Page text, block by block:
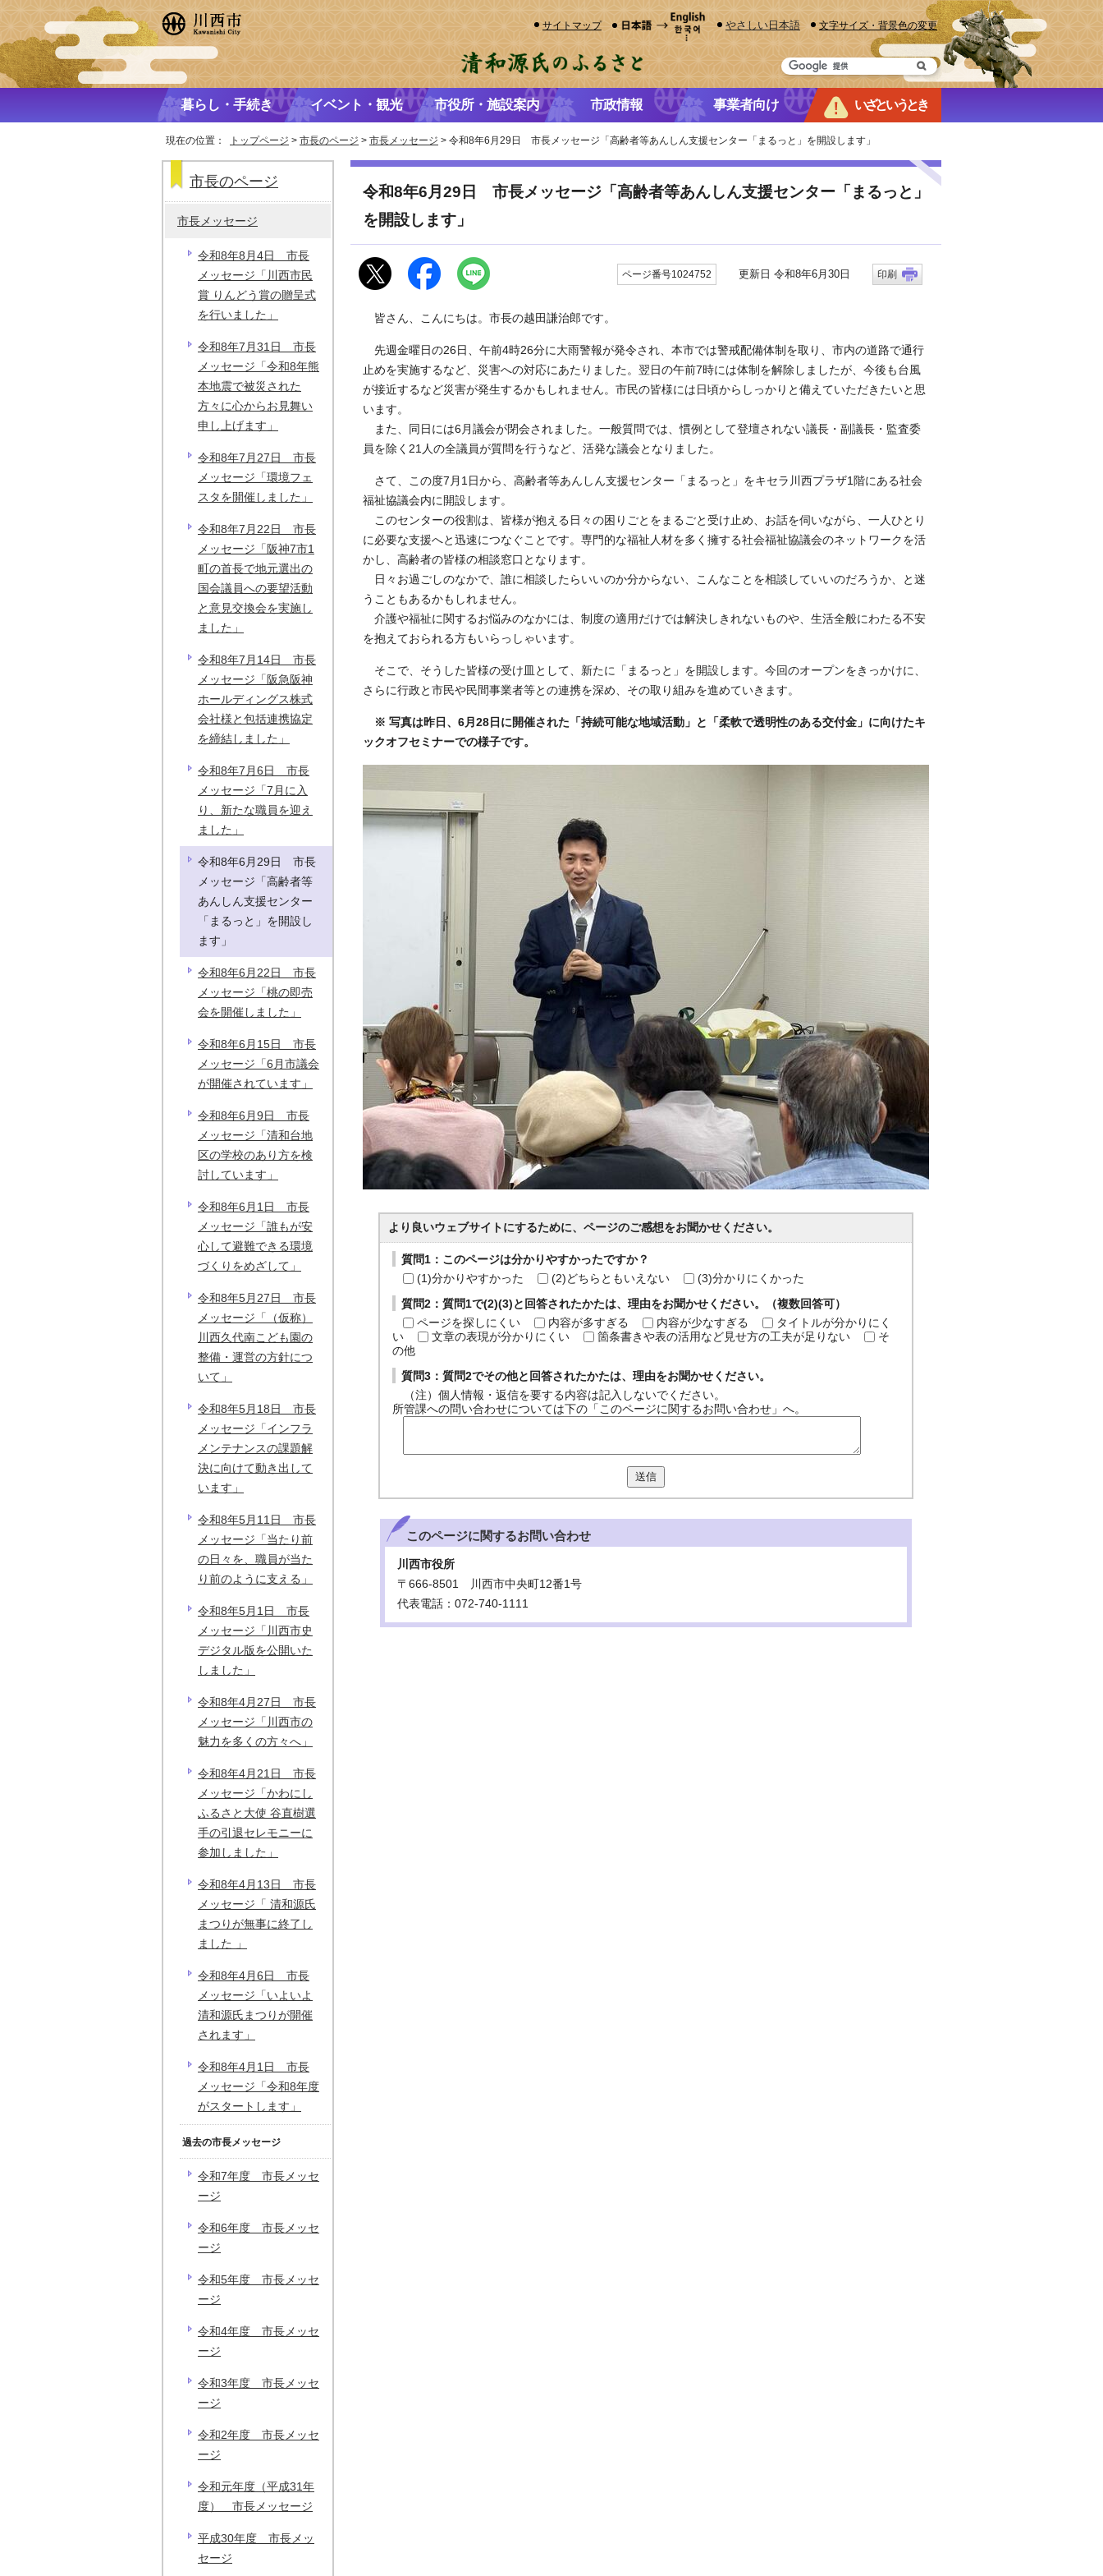
サイトマップ やさしい日本語 文字サイズ・背景色の変更
暮らし・手続き イベント・観光 市役所・施設案内 市政情報 事業者向け いざというとき
現在の位置： トップページ > 市長のページ > 市長メッセージ > 令和8年6月29日 市長メッセージ「高齢者等あんしん支援センター「まるっと」を開設します」
令和8年6月29日 市長メッセージ「高齢者等あんしん支援センター「まるっと」
を開設します」
ページ番号1024752 更新日 令和8年6月30日 印刷
皆さん、こんにちは。市長の越田謙治郎です。
先週金曜日の26日、午前4時26分に大雨警報が発令され、本市では警戒配備体制を取り、市内の道路で通行
止めを実施するなど、災害への対応にあたりました。翌日の午前7時には体制を解除しましたが、今後も台風
が接近するなど災害が発生するかもしれません。市民の皆様には日頃からしっかりと備えていただきたいと思
います。
また、同日には6月議会が閉会されました。一般質問では、慣例として登壇されない議長・副議長・監査委
員を除く21人の全議員が質問を行うなど、活発な議会となりました。
さて、この度7月1日から、高齢者等あんしん支援センター「まるっと」をキセラ川西プラザ1階にある社会
福祉協議会内に開設します。
このセンターの役割は、皆様が抱える日々の困りごとをまるごと受け止め、お話を伺いながら、一人ひとり
に必要な支援へと迅速につなぐことです。専門的な福祉人材を多く擁する社会福祉協議会のネットワークを活
かし、高齢者の皆様の相談窓口となります。
日々お過ごしのなかで、誰に相談したらいいのか分からない、こんなことを相談していいのだろうか、と迷
うこともあるかもしれません。
介護や福祉に関するお悩みのなかには、制度の適用だけでは解決しきれないものや、生活全般にわたる不安
を抱えておられる方もいらっしゃいます。
そこで、そうした皆様の受け皿として、新たに「まるっと」を開設します。今回のオープンをきっかけに、
さらに行政と市民や民間事業者等との連携を深め、その取り組みを進めていきます。
※ 写真は昨日、6月28日に開催された「持続可能な地域活動」と「柔軟で透明性のある交付金」に向けたキ
ックオフセミナーでの様子です。
より良いウェブサイトにするために、ページのご感想をお聞かせください。
質問1：このページは分かりやすかったですか？
(1)分かりやすかった
(2)どちらともいえない (3)分かりにくかった
質問2：質問1で(2)(3)と回答されたかたは、理由をお聞かせください。（複数回答可）
ページを探しにくい
内容が多すぎる 内容が少なすぎる
タイトルが分かりにく
い
文章の表現が分かりにくい 箇条書きや表の活用など見せ方の工夫が足りない
そ
の他
質問3：質問2でその他と回答されたかたは、理由をお聞かせください。
（注）個人情報・返信を要する内容は記入しないでください。
所管課への問い合わせについては下の「このページに関するお問い合わせ」へ。
送信
このページに関するお問い合わせ
川西市役所
〒666-8501 川西市中央町12番1号
代表電話：072-740-1111
市長のページ
市長メッセージ
令和8年8月4日 市長
メッセージ「川西市民
賞 りんどう賞の贈呈式
を行いました」
令和8年7月31日 市長
メッセージ「令和8年熊
本地震で被災された
方々に心からお見舞い
申し上げます」
令和8年7月27日 市長
メッセージ「環境フェ
スタを開催しました」
令和8年7月22日 市長
メッセージ「阪神7市1
町の首長で地元選出の
国会議員への要望活動
と意見交換会を実施し
ました」
令和8年7月14日 市長
メッセージ「阪急阪神
ホールディングス株式
会社様と包括連携協定
を締結しました」
令和8年7月6日 市長
メッセージ「7月に入
り、新たな職員を迎え
ました」
令和8年6月29日 市長
メッセージ「高齢者等
あんしん支援センター
「まるっと」を開設し
ます」
令和8年6月22日 市長
メッセージ「桃の即売
会を開催しました」
令和8年6月15日 市長
メッセージ「6月市議会
が開催されています」
令和8年6月9日 市長
メッセージ「清和台地
区の学校のあり方を検
討しています」
令和8年6月1日 市長
メッセージ「誰もが安
心して避難できる環境
づくりをめざして」
令和8年5月27日 市長
メッセージ「（仮称）
川西久代南こども園の
整備・運営の方針につ
いて」
令和8年5月18日 市長
メッセージ「インフラ
メンテナンスの課題解
決に向けて動き出して
います」
令和8年5月11日 市長
メッセージ「当たり前
の日々を、職員が当た
り前のように支える」
令和8年5月1日 市長
メッセージ「川西市史
デジタル版を公開いた
しました」
令和8年4月27日 市長
メッセージ「川西市の
魅力を多くの方々へ」
令和8年4月21日 市長
メッセージ「かわにし
ふるさと大使 谷直樹選
手の引退セレモニーに
参加しました」
令和8年4月13日 市長
メッセージ「 清和源氏
まつりが無事に終了し
ました 」
令和8年4月6日 市長
メッセージ「いよいよ
清和源氏まつりが開催
されます」
令和8年4月1日 市長
メッセージ「令和8年度
がスタートします」
過去の市長メッセージ
令和7年度 市長メッセ
ージ
令和6年度 市長メッセ
ージ
令和5年度 市長メッセ
ージ
令和4年度 市長メッセ
ージ
令和3年度 市長メッセ
ージ
令和2年度 市長メッセ
ージ
令和元年度（平成31年
度） 市長メッセージ
平成30年度 市長メッ
セージ